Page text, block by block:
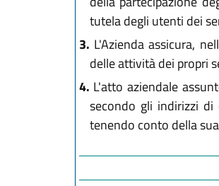
tutela degli utenti dei
3. L'Azienda assicura,
delle attività dei propri
4. L'atto aziendale
secondo gli indirizzi di
tenendo conto della